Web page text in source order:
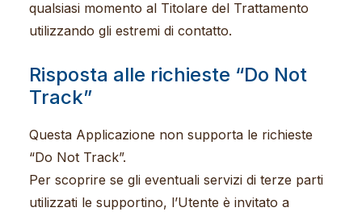
qualsiasi momento al Titolare del Trattamento
utilizzando gli estremi di contatto.
Risposta alle richieste “Do Not
Track”
Questa Applicazione non supporta le richieste
“Do Not Track”.
Per scoprire se gli eventuali servizi di terze parti
utilizzati le supportino, l’Utente è invitato a